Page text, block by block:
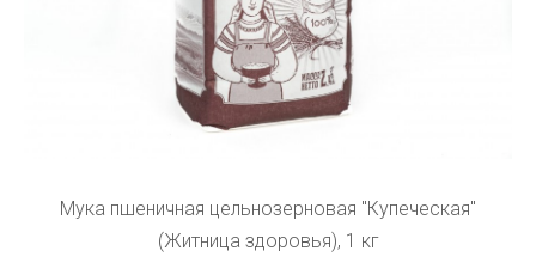
Мука пшеничная цельнозерновая "Купеческая"
(Житница здоровья), 1 кг